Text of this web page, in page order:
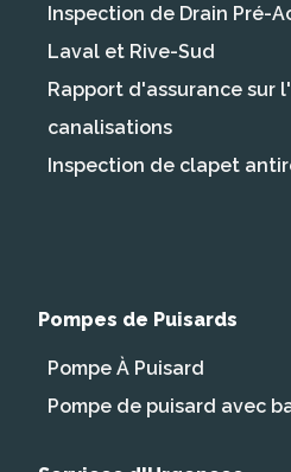
Inspection de Drain Pré-
Laval et Rive-Sud
Rapport d'assurance sur
canalisations
Inspection de clapet
Pompes de Puisards
Pompe À Puisard
Pompe de puisard avec